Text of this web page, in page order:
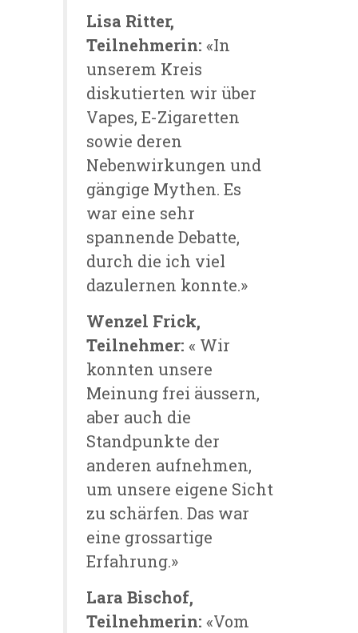
Lisa Ritter,
Teilnehmerin: «In
unserem Kreis
diskutierten wir über
Vapes, E-Zigaretten
sowie deren
Nebenwirkungen und
gängige Mythen. Es
war eine sehr
spannende Debatte,
durch die ich viel
dazulernen konnte.»
Wenzel Frick,
Teilnehmer: « Wir
konnten unsere
Meinung frei äussern,
aber auch die
Standpunkte der
anderen aufnehmen,
um unsere eigene Sicht
zu schärfen. Das war
eine grossartige
Erfahrung.»
Lara Bischof,
Teilnehmerin: «Vom